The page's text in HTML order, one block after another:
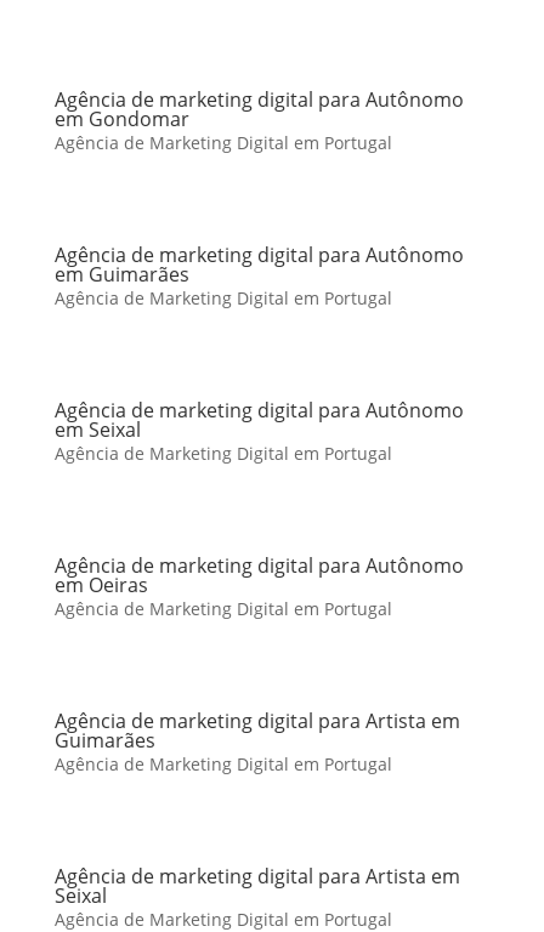
Agência de marketing digital para Autônomo
em Gondomar
Agência de Marketing Digital em Portugal
Agência de marketing digital para Autônomo
em Guimarães
Agência de Marketing Digital em Portugal
Agência de marketing digital para Autônomo
em Seixal
Agência de Marketing Digital em Portugal
Agência de marketing digital para Autônomo
em Oeiras
Agência de Marketing Digital em Portugal
Agência de marketing digital para Artista em
Guimarães
Agência de Marketing Digital em Portugal
Agência de marketing digital para Artista em
Seixal
Agência de Marketing Digital em Portugal